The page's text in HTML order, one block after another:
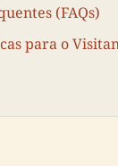
(FAQs)
para o